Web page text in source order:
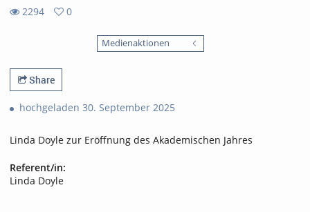
2294
0
Medienaktionen
Share
hochgeladen 30. September 2025
Linda Doyle zur Eröffnung des Akademischen Jahres
Referent/in:
Linda Doyle